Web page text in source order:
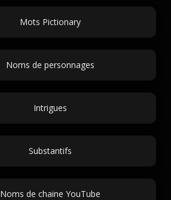
Mots Pictionary
Noms de personnages
Intrigues
Substantifs
Noms de chaine YouTube